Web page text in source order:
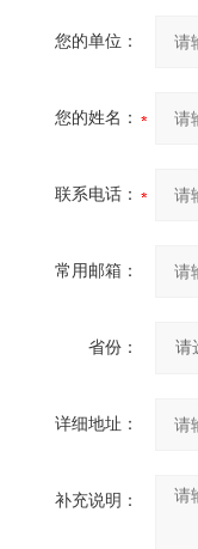
您的单位：
您的姓名：
联系电话：
常用邮箱：
省份：
详细地址：
补充说明：